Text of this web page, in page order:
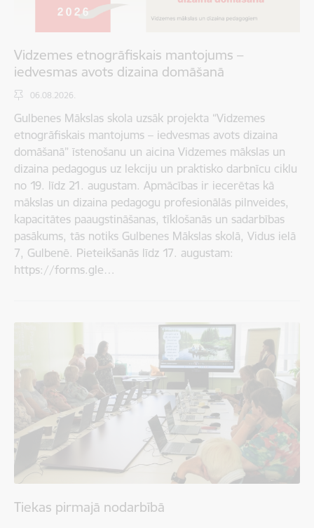
Vidzemes etnogrāfiskais mantojums –
iedvesmas avots dizaina domāšanā
06.08.2026.
Gulbenes Mākslas skola uzsāk projekta “Vidzemes
etnogrāfiskais mantojums – iedvesmas avots dizaina
domāšanā” īstenošanu un aicina Vidzemes mākslas un
dizaina pedagogus uz lekciju un praktisko darbnīcu ciklu
no 19. līdz 21. augustam. Apmācības ir iecerētas kā
mākslas un dizaina pedagogu profesionālās pilnveides,
kapacitātes paaugstināšanas, tīklošanās un sadarbības
pasākums, tās notiks Gulbenes Mākslas skolā, Vidus ielā
7, Gulbenē. Pieteikšanās līdz 17. augustam:
https://forms.gle…
Tiekas pirmajā nodarbībā